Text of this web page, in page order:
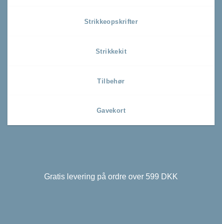
Strikkeopskrifter
Strikkekit
Tilbehør
Gavekort
Gratis levering på ordre over 599 DKK